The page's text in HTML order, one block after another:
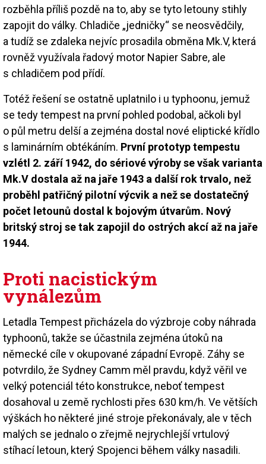
rozběhla příliš pozdě na to, aby se tyto letouny stihly
zapojit do války. Chladiče „jedničky“ se neosvědčily,
a tudíž se zdaleka nejvíc prosadila obměna Mk.V, která
rovněž využívala řadový motor Napier Sabre, ale
s chladičem pod přídí.
Totéž řešení se ostatně uplatnilo i u typhoonu, jemuž
se tedy tempest na první pohled podobal, ačkoli byl
o půl metru delší a zejména dostal nové eliptické křídlo
s laminárním obtékáním. První prototyp tempestu
vzlétl 2. září 1942, do sériové výroby se však varianta
Mk.V dostala až na jaře 1943 a další rok trvalo, než
proběhl patřičný pilotní výcvik a než se dostatečný
počet letounů dostal k bojovým útvarům. Nový
britský stroj se tak zapojil do ostrých akcí až na jaře
1944.
Proti nacistickým
vynálezům
Letadla Tempest přicházela do výzbroje coby náhrada
typhoonů, takže se účastnila zejména útoků na
německé cíle v okupované západní Evropě. Záhy se
potvrdilo, že Sydney Camm měl pravdu, když věřil ve
velký potenciál této konstrukce, neboť tempest
dosahoval u země rychlosti přes 630 km/h. Ve větších
výškách ho některé jiné stroje překonávaly, ale v těch
malých se jednalo o zřejmě nejrychlejší vrtulový
stíhací letoun, který Spojenci během války nasadili.